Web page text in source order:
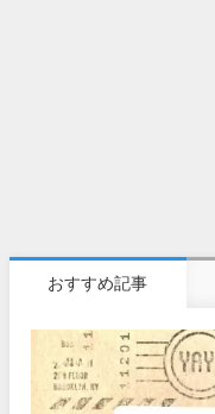
おすすめ記事